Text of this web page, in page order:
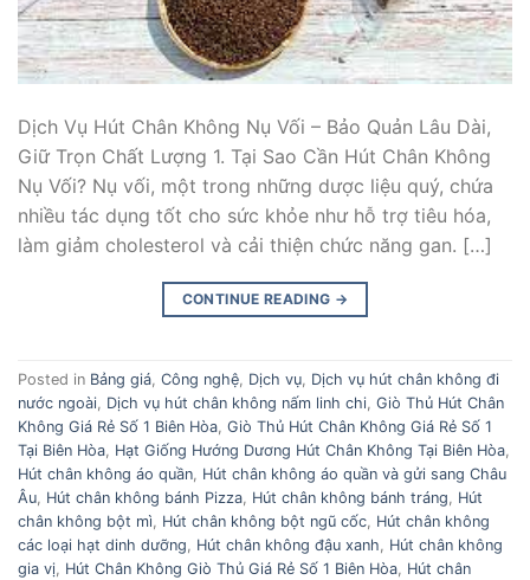
Dịch Vụ Hút Chân Không Nụ Vối – Bảo Quản Lâu Dài,
Giữ Trọn Chất Lượng 1. Tại Sao Cần Hút Chân Không
Nụ Vối? Nụ vối, một trong những dược liệu quý, chứa
nhiều tác dụng tốt cho sức khỏe như hỗ trợ tiêu hóa,
làm giảm cholesterol và cải thiện chức năng gan. […]
CONTINUE READING →
Posted in Bảng giá, Công nghệ, Dịch vụ, Dịch vụ hút chân không đi
nước ngoài, Dịch vụ hút chân không nấm linh chi, Giò Thủ Hút Chân
Không Giá Rẻ Số 1 Biên Hòa, Giò Thủ Hút Chân Không Giá Rẻ Số 1
Tại Biên Hòa, Hạt Giống Hướng Dương Hút Chân Không Tại Biên Hòa,
Hút chân không áo quần, Hút chân không áo quần và gửi sang Châu
Âu, Hút chân không bánh Pizza, Hút chân không bánh tráng, Hút
chân không bột mì, Hút chân không bột ngũ cốc, Hút chân không
các loại hạt dinh dưỡng, Hút chân không đậu xanh, Hút chân không
gia vị, Hút Chân Không Giò Thủ Giá Rẻ Số 1 Biên Hòa, Hút chân